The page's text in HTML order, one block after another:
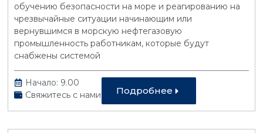
обучению безопасности на море и реагированию на
чрезвычайные ситуации начинающим или
вернувшимся в морскую нефтегазовую
промышленность работникам, которые будут
снабжены системой
Начало: 9.00
Свяжитесь с нами
Подробнее